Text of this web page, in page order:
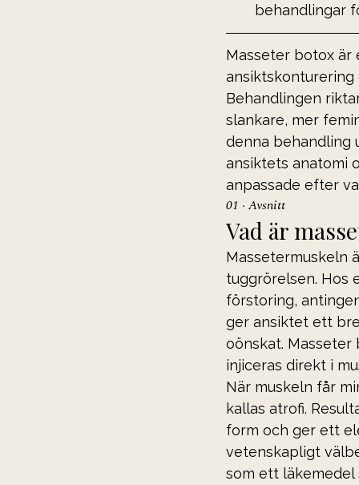
behandlingar
Masseter botox är
ansiktskonturering
Behandlingen
slankare, mer
denna behandling
ansiktets anatomi
anpassade efter
01 · Avsnitt
Vad är
Massetermuskeln
tuggrörelsen. Hos
förstoring,
ger ansiktet ett
oönskat.
injiceras direkt i
När muskeln får
kallas atrofi.
form och ger ett
vetenskapligt
som ett